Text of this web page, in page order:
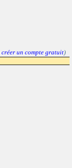
créer un compte gratuit)